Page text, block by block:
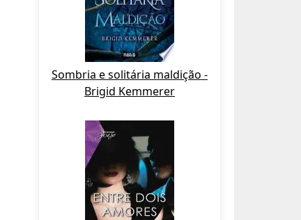
Sombria e solitária maldição -
Brigid Kemmerer